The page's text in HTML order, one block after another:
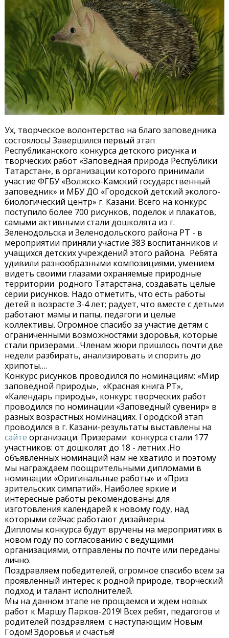
Ух, творческое волонтерство на благо заповедника
состоялось! Завершился первый этап
Республиканского конкурса детского рисунка и
творческих работ «Заповедная природа Республики
Татарстан», в организации которого принимали
участие ФГБУ «Волжско-Камский государственный
заповедник» и МБУ ДО «Городской детский эколого-
биологический центр» г. Казани. Всего на конкурс
поступило более 700 рисунков, поделок и плакатов,
самыми активными стали дошколята из г.
Зеленодольска и Зеленодольского района РТ - в
мероприятии приняли участие 383 воспитанников и
учащихся детских учреждений этого района. Ребята
удивили разнообразными композициями, умением
видеть своими глазами охраняемые природные
территории родного Татарстана, создавать целые
серии рисунков. Надо отметить, что есть работы
детей в возрасте 3-4 лет; радует, что вместе с детьми
работают мамы и папы, педагоги и целые
коллективы. Огромное спасибо за участие детям с
ограниченными возможностями здоровья, которые
стали призерами…Членам жюри пришлось почти две
недели разбирать, анализировать и спорить до
хрипоты….
Конкурс рисунков проводился по номинациям: «Мир
заповедной природы», «Красная книга РТ»,
«Календарь природы», конкурс творческих работ
проводился по номинации «Заповедный сувенир» в
разных возрастных номинациях. Городской этап
проводился в г. Казани-результаты выставлены на
сайте организаци. Призерами конкурса стали 177
участников: от дошколят до 18 - летних .Но
объявленных номинаций нам не хватило и поэтому
мы награждаем поощрительными дипломами в
номинации «Оригинальные работы» и «Приз
зрительских симпатий». Наиболее яркие и
интересные работы рекомендованы для
изготовления календарей к новому году, над
которыми сейчас работают дизайнеры.
Дипломы конкурса будут вручены на мероприятиях в
новом году по согласованию с ведущими
организациями, отправлены по почте или переданы
лично.
Поздравляем победителей, огромное спасибо всем за
проявленный интерес к родной природе, творческий
подход и талант исполнителей.
Мы на данном этапе не прощаемся и ждем новых
работ к Маршу Парков-2019! Всех ребят, педагогов и
родителей поздравляем с наступающим Новым
Годом! Здоровья и счастья!